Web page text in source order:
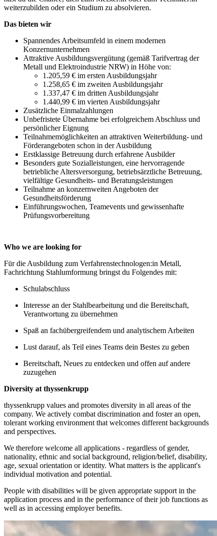
weiterzubilden oder ein Studium zu absolvieren.
Das bieten wir
Spannendes Arbeitsumfeld in einem modernen
Konzernunternehmen
Attraktive Ausbildungsvergütung (gemäß Tarifvertrag der
Metall und Elektroindustrie NRW) in Höhe von:
1.205,59 € im ersten Ausbildungsjahr
1.258,65 € im zweiten Ausbildungsjahr
1.337,47 € im dritten Ausbildungsjahr
1.440,99 € im vierten Ausbildungsjahr
Zusätzliche Einmalzahlungen
Unbefristete Übernahme bei erfolgreichem Abschluss und
persönlicher Eignung
Teilnahmemöglichkeiten an attraktiven Weiterbildung- und
Förderangeboten schon in der Ausbildung
Erstklassige Betreuung durch erfahrene Ausbilder
Besonders gute Sozialleistungen, eine hervorragende
betriebliche Altersversorgung, betriebsärztliche Betreuung,
vielfältige Gesundheits- und Beratungsleistungen
Teilnahme an konzernweiten Angeboten der
Gesundheitsförderung
Einführungswochen, Teamevents und gewissenhafte
Prüfungsvorbereitung
Who we are looking for
Für die Ausbildung zum Verfahrenstechnologen:in Metall,
Fachrichtung Stahlumformung bringst du Folgendes mit:
Schulabschluss
Interesse an der Stahlbearbeitung und die Bereitschaft,
Verantwortung zu übernehmen
Spaß an fachübergreifendem und analytischem Arbeiten
Lust darauf, als Teil eines Teams dein Bestes zu geben
Bereitschaft, Neues zu entdecken und offen auf andere
zuzugehen
Diversity at thyssenkrupp
thyssenkrupp values and promotes diversity in all areas of the
company. We actively combat discrimination and foster an open,
tolerant working environment that welcomes different backgrounds
and perspectives.
We therefore welcome all applications - regardless of gender,
nationality, ethnic and social background, religion/belief, disability,
age, sexual orientation or identity. What matters is the applicant's
individual motivation and potential.
People with disabilities will be given appropriate support in the
application process and in the performance of their job functions as
well as in accessing employer benefits.